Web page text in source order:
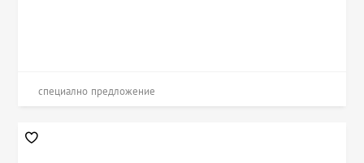
специално предложение